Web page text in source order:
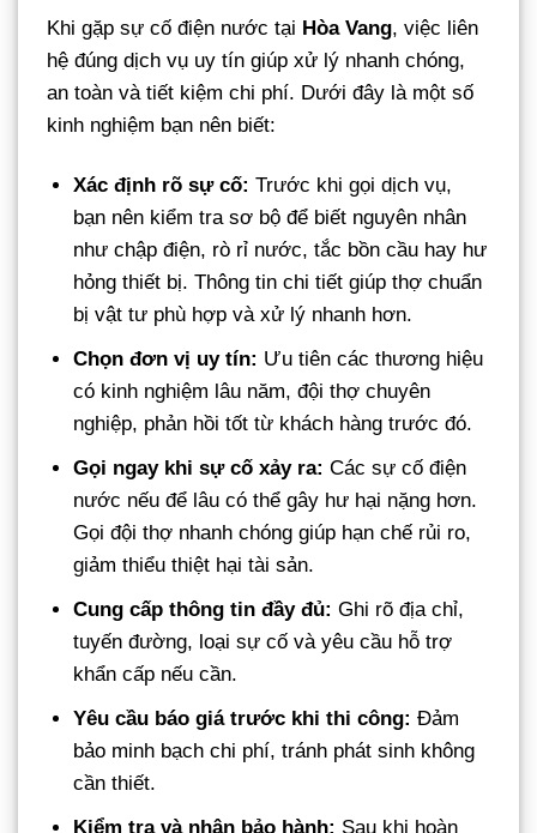
Khi gặp sự cố điện nước tại Hòa Vang, việc liên
hệ đúng dịch vụ uy tín giúp xử lý nhanh chóng,
an toàn và tiết kiệm chi phí. Dưới đây là một số
kinh nghiệm bạn nên biết:
Xác định rõ sự cố: Trước khi gọi dịch vụ,
bạn nên kiểm tra sơ bộ để biết nguyên nhân
như chập điện, rò rỉ nước, tắc bồn cầu hay hư
hỏng thiết bị. Thông tin chi tiết giúp thợ chuẩn
bị vật tư phù hợp và xử lý nhanh hơn.
Chọn đơn vị uy tín: Ưu tiên các thương hiệu
có kinh nghiệm lâu năm, đội thợ chuyên
nghiệp, phản hồi tốt từ khách hàng trước đó.
Gọi ngay khi sự cố xảy ra: Các sự cố điện
nước nếu để lâu có thể gây hư hại nặng hơn.
Gọi đội thợ nhanh chóng giúp hạn chế rủi ro,
giảm thiểu thiệt hại tài sản.
Cung cấp thông tin đầy đủ: Ghi rõ địa chỉ,
tuyến đường, loại sự cố và yêu cầu hỗ trợ
khẩn cấp nếu cần.
Yêu cầu báo giá trước khi thi công: Đảm
bảo minh bạch chi phí, tránh phát sinh không
cần thiết.
Kiểm tra và nhận bảo hành: Sau khi hoàn